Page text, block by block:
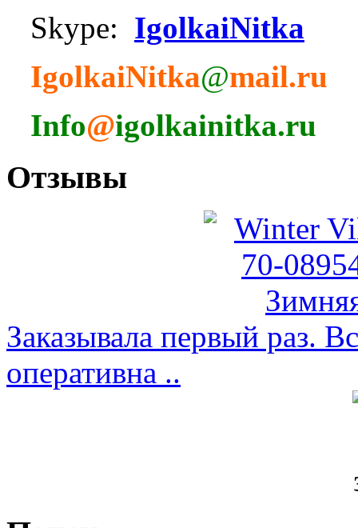
Skype: IgolkaiNitka
IgolkaiNitka@mail.ru
Info@igolkainitka.ru
Отзывы
Заказывала первый раз.
оперативна ..